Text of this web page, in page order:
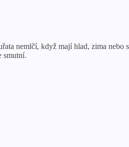
nemlčí, když mají hlad, zima
smutní.